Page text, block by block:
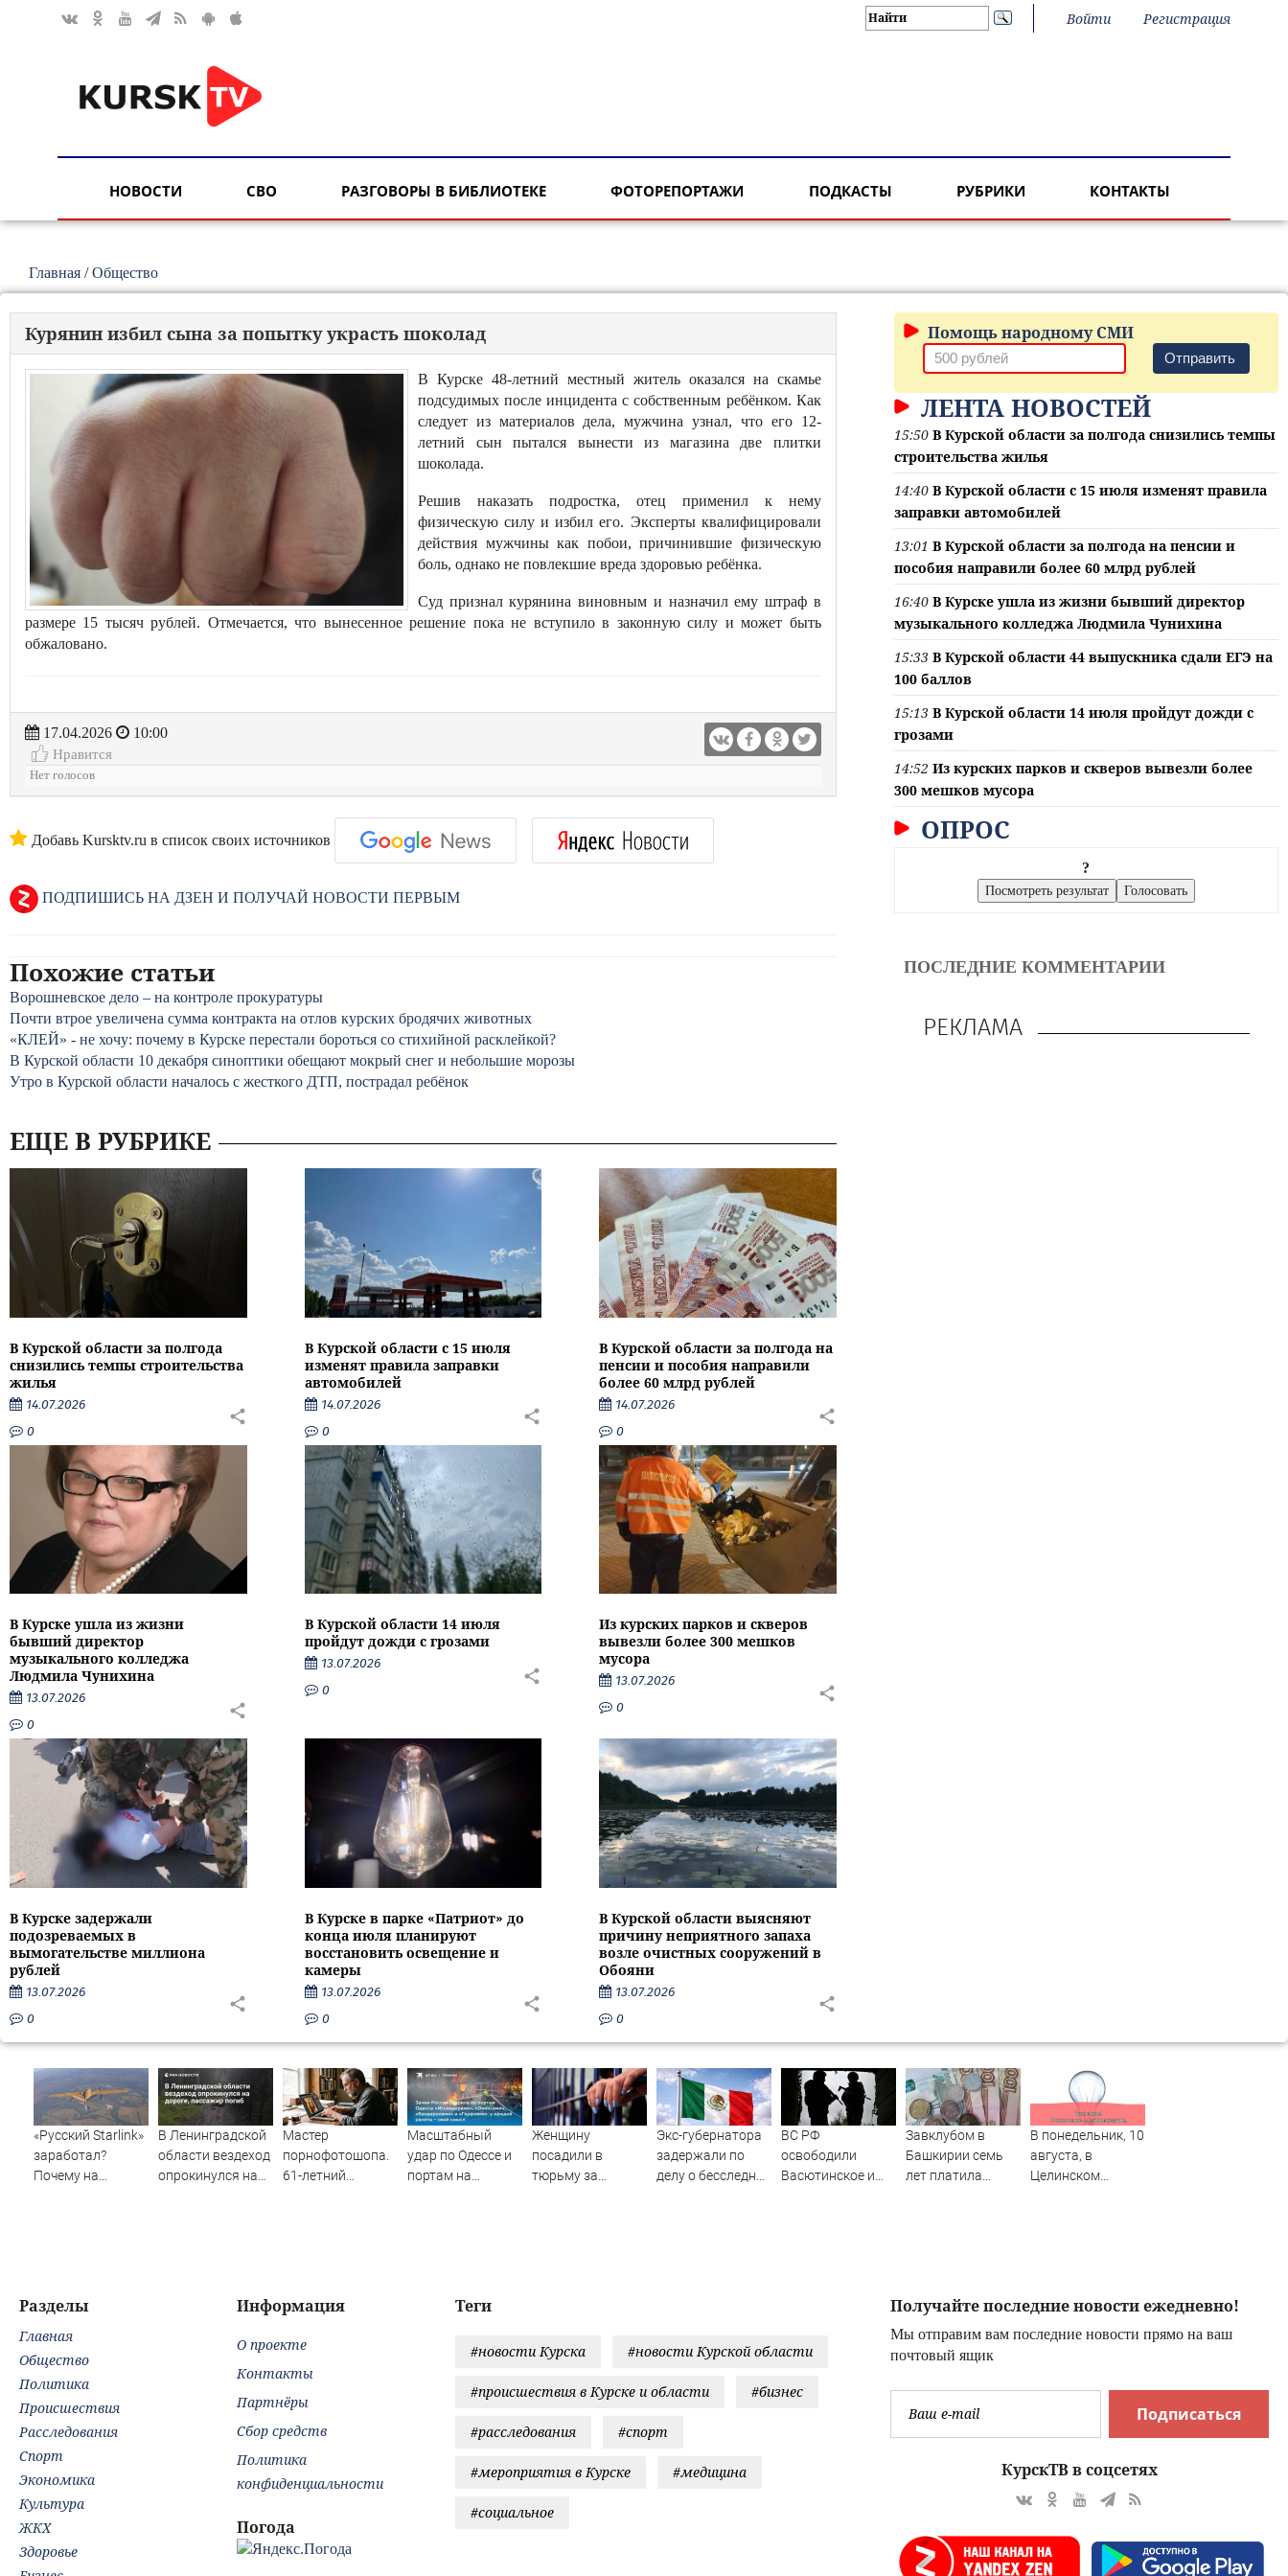
Войти Регистрация
НОВОСТИ СВО РАЗГОВОРЫ В БИБЛИОТЕКЕ ФОТОРЕПОРТАЖИ ПОДКАСТЫ РУБРИКИ КОНТАКТЫ
Главная /Общество
Курянин избил сына за попытку украсть шоколад
В Курске 48-летний местный житель оказался на скамье
подсудимых после инцидента с собственным ребёнком. Как
следует из материалов дела, мужчина узнал, что его 12-
летний сын пытался вынести из магазина две плитки
шоколада.
Решив наказать подростка, отец применил к нему
физическую силу и избил его. Эксперты квалифицировали
действия мужчины как побои, причинившие физическую
боль, однако не повлекшие вреда здоровью ребёнка.
Суд признал курянина виновным и назначил ему штраф в
размере 15 тысяч рублей. Отмечается, что вынесенное решение пока не вступило в законную силу и может быть
обжаловано.
17.04.2026
10:00
Нравится
Нет голосов
Добавь Kursktv.ru в список своих источников
ПОДПИШИСЬ НА ДЗЕН И ПОЛУЧАЙ НОВОСТИ ПЕРВЫМ
Похожие статьи
Ворошневское дело – на контроле прокуратуры
Почти втрое увеличена сумма контракта на отлов курских бродячих животных
«КЛЕЙ» - не хочу: почему в Курске перестали бороться со стихийной расклейкой?
В Курской области 10 декабря синоптики обещают мокрый снег и небольшие морозы
Утро в Курской области началось с жесткого ДТП, пострадал ребёнок
ЕЩЕ В РУБРИКЕ
В Курской области за полгода
снизились темпы строительства
жилья
14.07.2026
0
В Курской области с 15 июля
изменят правила заправки
автомобилей
14.07.2026
0
В Курской области за полгода на
пенсии и пособия направили
более 60 млрд рублей
14.07.2026
0
В Курске ушла из жизни
бывший директор
музыкального колледжа
Людмила Чунихина
13.07.2026
0
В Курской области 14 июля
пройдут дожди с грозами
13.07.2026
0
Из курских парков и скверов
вывезли более 300 мешков
мусора
13.07.2026
0
В Курске задержали
подозреваемых в
вымогательстве миллиона
рублей
13.07.2026
0
В Курске в парке «Патриот» до
конца июля планируют
восстановить освещение и
камеры
13.07.2026
0
В Курской области выясняют
причину неприятного запаха
возле очистных сооружений в
Обояни
13.07.2026
0
Помощь народному СМИ
Отправить
ЛЕНТА НОВОСТЕЙ
15:50 В Курской области за полгода снизились темпы
строительства жилья
14:40 В Курской области с 15 июля изменят правила
заправки автомобилей
13:01 В Курской области за полгода на пенсии и
пособия направили более 60 млрд рублей
16:40 В Курске ушла из жизни бывший директор
музыкального колледжа Людмила Чунихина
15:33 В Курской области 44 выпускника сдали ЕГЭ на
100 баллов
15:13 В Курской области 14 июля пройдут дожди с
грозами
14:52 Из курских парков и скверов вывезли более
300 мешков мусора
ОПРОС
?
ПОСЛЕДНИЕ КОММЕНТАРИИ
РЕКЛАМА
«Русский Starlink»
заработал?
Почему на
В Ленинградской
области вездеход
опрокинулся на
Мастер
порнофотошопа.
61-летний
Масштабный
удар по Одессе и
портам на
Женщину
посадили в
тюрьму за
Экс-губернатора
задержали по
делу о бесследной
ВС РФ
освободили
Васютинское и
Завклубом в
Башкирии семь
лет платила
В понедельник, 10
августа, в
Целинском
Получайте последние новости ежедневно!
Мы отправим вам последние новости прямо на ваш
почтовый ящик
Подписаться
КурскТВ в соцсетях
Теги
#новости Курска #новости Курской области
#происшествия в Курске и области #бизнес
#расследования #спорт
#мероприятия в Курске #медицина
#социальное
Разделы
Главная
Общество
Политика
Происшествия
Расследования
Спорт
Экономика
Культура
ЖКХ
Здоровье
Информация
О проекте
Контакты
Партнёры
Сбор средств
Политика
конфиденциальности
Погода